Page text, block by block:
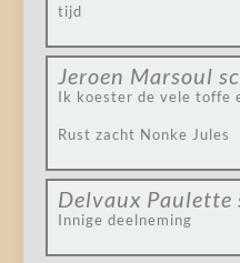
tijd
Jeroen Marsoul
Ik koester de vele toffe
Rust zacht Nonke Jules
Delvaux Paulette
Innige deelneming